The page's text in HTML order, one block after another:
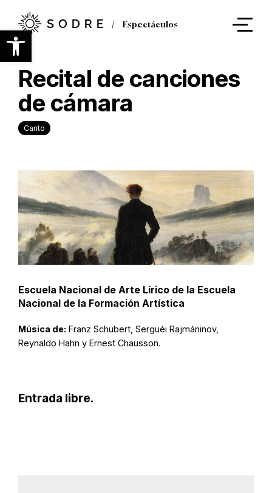
Abrir barra de herramientas
contenido
principal
Espectáculos
Recital de canciones
de cámara
Canto
Escuela Nacional de Arte Lírico de la Escuela
Nacional de la Formación Artística
Música de: Franz Schubert, Serguéi Rajmáninov,
Reynaldo Hahn y Ernest Chausson.
Entrada libre.